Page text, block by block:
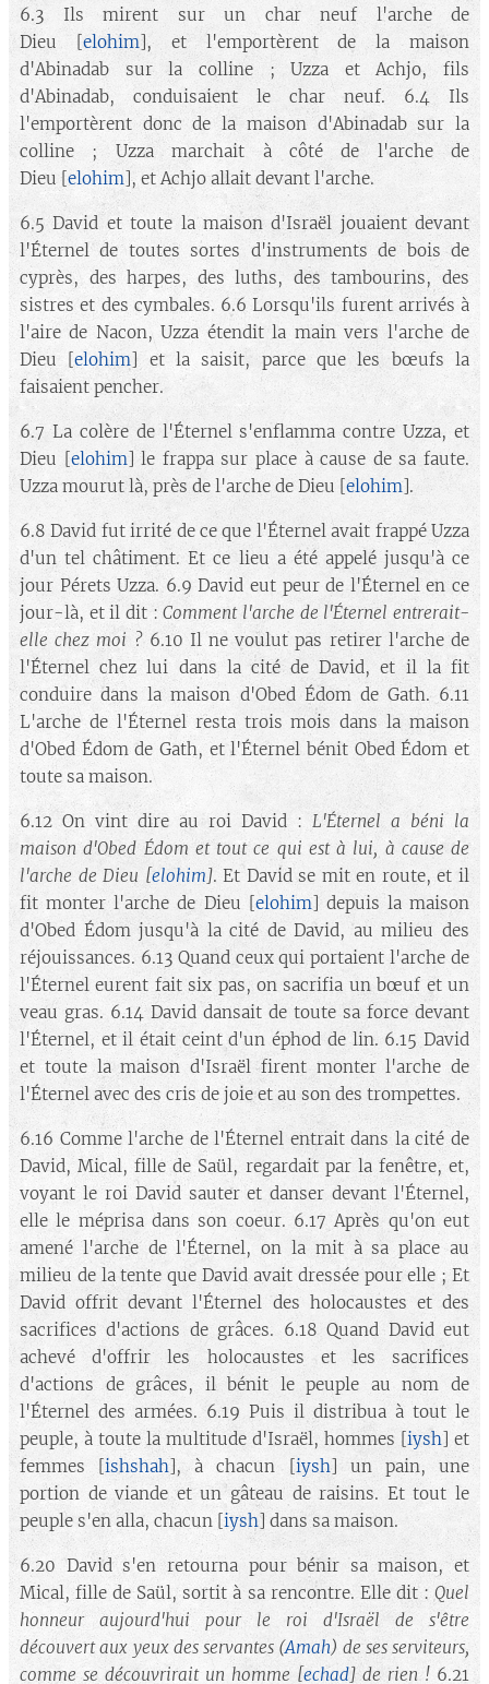
6.3 Ils mirent sur un char neuf l'arche de
Dieu [elohim], et l'emportèrent de la maison
d'Abinadab sur la colline ; Uzza et Achjo, fils
d'Abinadab, conduisaient le char neuf. 6.4 Ils
l'emportèrent donc de la maison d'Abinadab sur la
colline ; Uzza marchait à côté de l'arche de
Dieu [elohim], et Achjo allait devant l'arche.
6.5 David et toute la maison d'Israël jouaient devant
l'Éternel de toutes sortes d'instruments de bois de
cyprès, des harpes, des luths, des tambourins, des
sistres et des cymbales. 6.6 Lorsqu'ils furent arrivés à
l'aire de Nacon, Uzza étendit la main vers l'arche de
Dieu [elohim] et la saisit, parce que les bœufs la
faisaient pencher.
6.7 La colère de l'Éternel s'enflamma contre Uzza, et
Dieu [elohim] le frappa sur place à cause de sa faute.
Uzza mourut là, près de l'arche de Dieu [elohim].
6.8 David fut irrité de ce que l'Éternel avait frappé Uzza
d'un tel châtiment. Et ce lieu a été appelé jusqu'à ce
jour Pérets Uzza. 6.9 David eut peur de l'Éternel en ce
jour-là, et il dit :Comment l'arche de l'Éternel entrerait-
elle chez moi ? 6.10 Il ne voulut pas retirer l'arche de
l'Éternel chez lui dans la cité de David, et il la fit
conduire dans la maison d'Obed Édom de Gath. 6.11
L'arche de l'Éternel resta trois mois dans la maison
d'Obed Édom de Gath, et l'Éternel bénit Obed Édom et
toute sa maison.
6.12 On vint dire au roi David : L'Éternel a béni la
maison d'Obed Édom et tout ce qui est à lui, à cause de
l'arche de Dieu [elohim]. Et David se mit en route, et il
fit monter l'arche de Dieu [elohim] depuis la maison
d'Obed Édom jusqu'à la cité de David, au milieu des
réjouissances. 6.13 Quand ceux qui portaient l'arche de
l'Éternel eurent fait six pas, on sacrifia un bœuf et un
veau gras. 6.14 David dansait de toute sa force devant
l'Éternel, et il était ceint d'un éphod de lin. 6.15 David
et toute la maison d'Israël firent monter l'arche de
l'Éternel avec des cris de joie et au son des trompettes.
6.16 Comme l'arche de l'Éternel entrait dans la cité de
David, Mical, fille de Saül, regardait par la fenêtre, et,
voyant le roi David sauter et danser devant l'Éternel,
elle le méprisa dans son coeur. 6.17 Après qu'on eut
amené l'arche de l'Éternel, on la mit à sa place au
milieu de la tente que David avait dressée pour elle ; Et
David offrit devant l'Éternel des holocaustes et des
sacrifices d'actions de grâces. 6.18 Quand David eut
achevé d'offrir les holocaustes et les sacrifices
d'actions de grâces, il bénit le peuple au nom de
l'Éternel des armées. 6.19 Puis il distribua à tout le
peuple, à toute la multitude d'Israël, hommes [iysh] et
femmes [ishshah], à chacun [iysh] un pain, une
portion de viande et un gâteau de raisins. Et tout le
peuple s'en alla, chacun [iysh] dans sa maison.
6.20 David s'en retourna pour bénir sa maison, et
Mical, fille de Saül, sortit à sa rencontre. Elle dit : Quel
honneur aujourd'hui pour le roi d'Israël de s'être
découvert aux yeux des servantes (Amah) de ses serviteurs,
comme se découvrirait un homme [echad] de rien ! 6.21